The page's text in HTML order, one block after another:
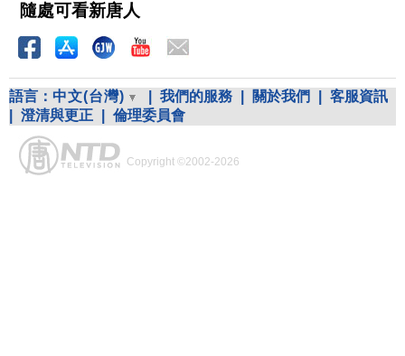
隨處可看新唐人
語言： 中文(台灣) 我們的服務 關於我們
客服資訊
澄清與更正 倫理委員會
Copyright ©2002-2026